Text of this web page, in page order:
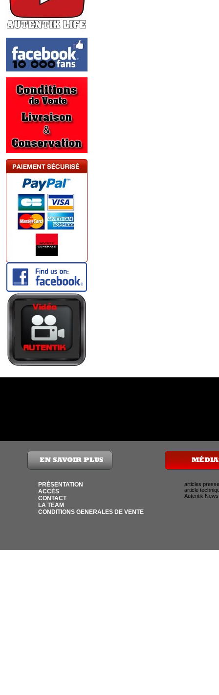
PRÉSENTATION
ACCÈS
CONTACT
LA TEAM
CONDITIONS GENERALES DE VENTE
articles presse
article
Autentik News